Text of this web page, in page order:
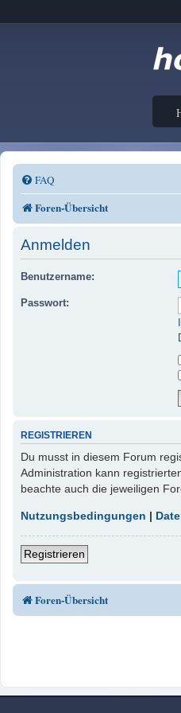
FAQ
Foren-Übersicht
Anmelden
Benutzername:
Passwort:
REGISTRIEREN
Du musst in diesem Forum
Administration kann
beachte auch die jeweiligen
Nutzungsbedingungen |
Registrieren
Foren-Übersicht